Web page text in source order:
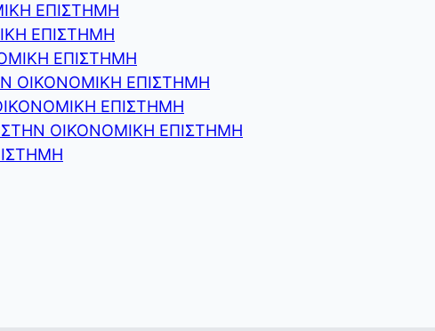
ΕΠΙΣΤΗΜΗ
ΕΠΙΣΤΗΜΗ
ΕΠΙΣΤΗΜΗ
ΟΙΚΟΝΟΜΙΚΗ ΕΠΙΣΤΗΜΗ
ΕΠΙΣΤΗΜΗ
ΣΤΗΝ ΟΙΚΟΝΟΜΙΚΗ ΕΠΙΣΤΗΜΗ